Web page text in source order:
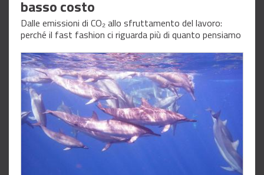
basso costo
Dalle emissioni di CO₂ allo sfruttamento del lavoro:
perché il fast fashion ci riguarda più di quanto pensiamo